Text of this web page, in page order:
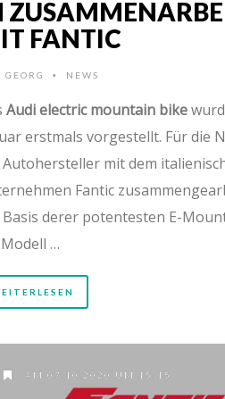
FANTIC
GEORG • NEWS
Audi electric mountain bike
erstmals vorgestellt. Für die
mit dem
Fantic
derer potentesten E-
…
AM 07.10.2020 UM 15:15